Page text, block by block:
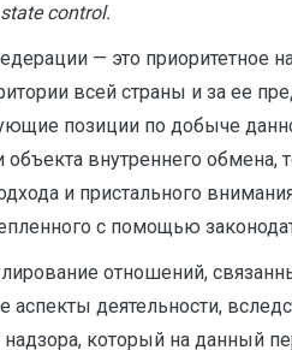
control.
— это приоритетное
всей страны и за ее
позиции по добыче
внутреннего обмена,
и пристального
с помощью
отношений,
деятельности,
который на данный